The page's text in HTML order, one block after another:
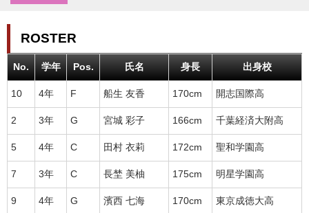
ROSTER
No. 学年 Pos. 氏名 身長 出身校
10 4年 F 船生 友香 170cm 開志国際高
2 3年 G 宮城 彩子 166cm 千葉経済大附高
5 4年 C 田村 衣莉 172cm 聖和学園高
7 3年 C 長埜 美柚 175cm 明星学園高
9 4年 G 濱西 七海 170cm 東京成徳大高